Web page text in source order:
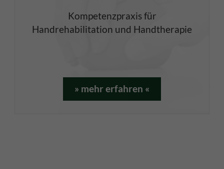
Kompetenzpraxis für
Handrehabilitation und Handtherapie
» mehr erfahren «